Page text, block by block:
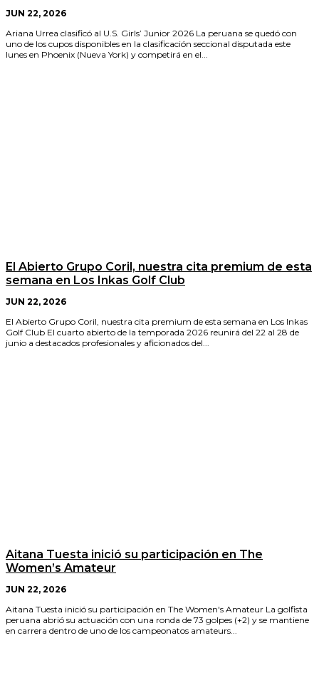
JUN 22, 2026
Ariana Urrea clasificó al U.S. Girls’ Junior 2026 La peruana se quedó con
uno de los cupos disponibles en la clasificación seccional disputada este
lunes en Phoenix (Nueva York) y competirá en el...
El Abierto Grupo Coril, nuestra cita premium de esta
semana en Los Inkas Golf Club
JUN 22, 2026
El Abierto Grupo Coril, nuestra cita premium de esta semana en Los Inkas
Golf Club El cuarto abierto de la temporada 2026 reunirá del 22 al 28 de
junio a destacados profesionales y aficionados del...
Aitana Tuesta inició su participación en The
Women’s Amateur
JUN 22, 2026
Aitana Tuesta inició su participación en The Women's Amateur La golfista
peruana abrió su actuación con una ronda de 73 golpes (+2) y se mantiene
en carrera dentro de uno de los campeonatos amateurs...